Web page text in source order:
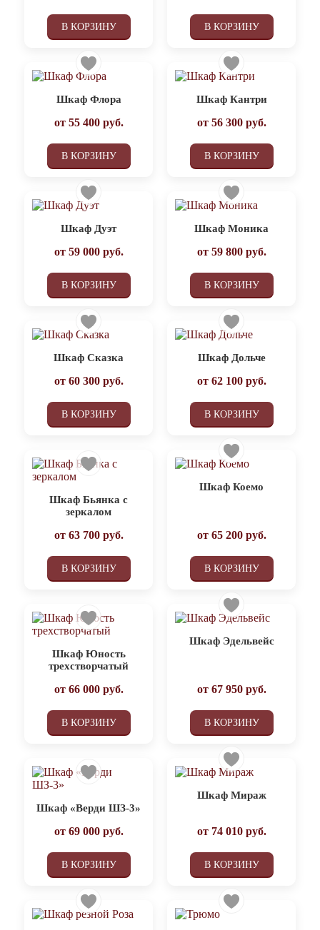
В КОРЗИНУ В КОРЗИНУ
Шкаф Флора
от 55 400руб.
В КОРЗИНУ
Шкаф Кантри
от 56 300руб.
В КОРЗИНУ
Шкаф Дуэт
от 59 000руб.
В КОРЗИНУ
Шкаф Моника
от 59 800руб.
В КОРЗИНУ
Шкаф Сказка
от 60 300руб.
В КОРЗИНУ
Шкаф Дольче
от 62 100руб.
В КОРЗИНУ
Шкаф Бьянка с
зеркалом
от 63 700руб.
В КОРЗИНУ
Шкаф Коемо
от 65 200руб.
В КОРЗИНУ
Шкаф Юность
трехстворчатый
от 66 000руб.
В КОРЗИНУ
Шкаф Эдельвейс
от 67 950руб.
В КОРЗИНУ
Шкаф «Верди ШЗ-3»
от 69 000руб.
В КОРЗИНУ
Шкаф Мираж
от 74 010руб.
В КОРЗИНУ